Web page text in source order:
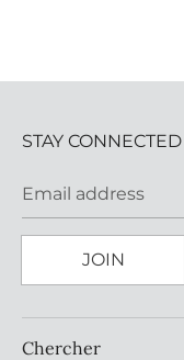
STAY CONNECTED
Email address
JOIN
Chercher